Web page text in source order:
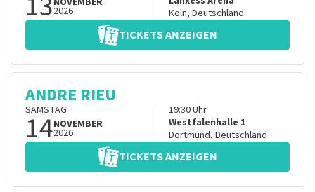
2026
Koln, Deutschland
TICKETS ANZEIGEN
ANDRE RIEU
SAMSTAG
14NOVEMBER
2026
19:30Uhr
Westfalenhalle 1
Dortmund, Deutschland
TICKETS ANZEIGEN